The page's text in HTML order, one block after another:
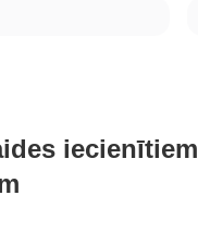
iecienītiem